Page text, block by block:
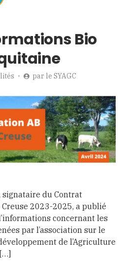
Bio
par le SYAGC
du Contrat
2023-2025, a publié
concernant les
par l’association sur le
de l’Agriculture